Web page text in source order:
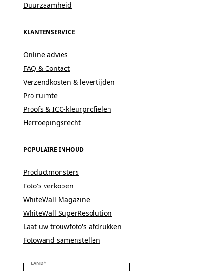
Duurzaamheid
KLANTENSERVICE
Online advies
FAQ & Contact
Verzendkosten & levertijden
Pro ruimte
Proofs & ICC-kleurprofielen
Herroepingsrecht
POPULAIRE INHOUD
Productmonsters
Foto's verkopen
WhiteWall Magazine
WhiteWall SuperResolution
Laat uw trouwfoto's afdrukken
Fotowand samenstellen
LANDSELECTEER UW LAND